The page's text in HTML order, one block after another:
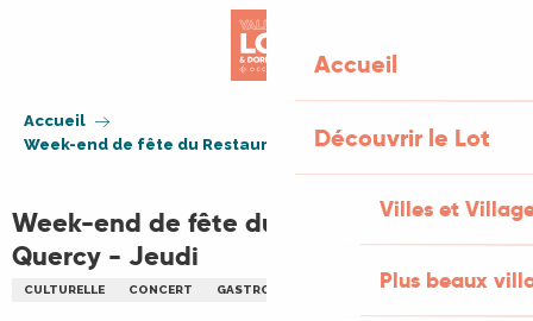
Accueil
Découvrir le Lot
Villes et
Plus beaux
Accueil
Week-end de fête du Restaurant du Quercy - Jeudi
Week-end de fête du Restaurant du
Quercy - Jeudi
CULTURELLE CONCERT GASTRONOMIE MUSIQUE